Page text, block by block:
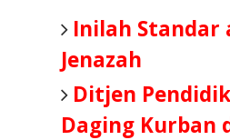
Inilah Standar
Jenazah
Ditjen
Daging Kurban